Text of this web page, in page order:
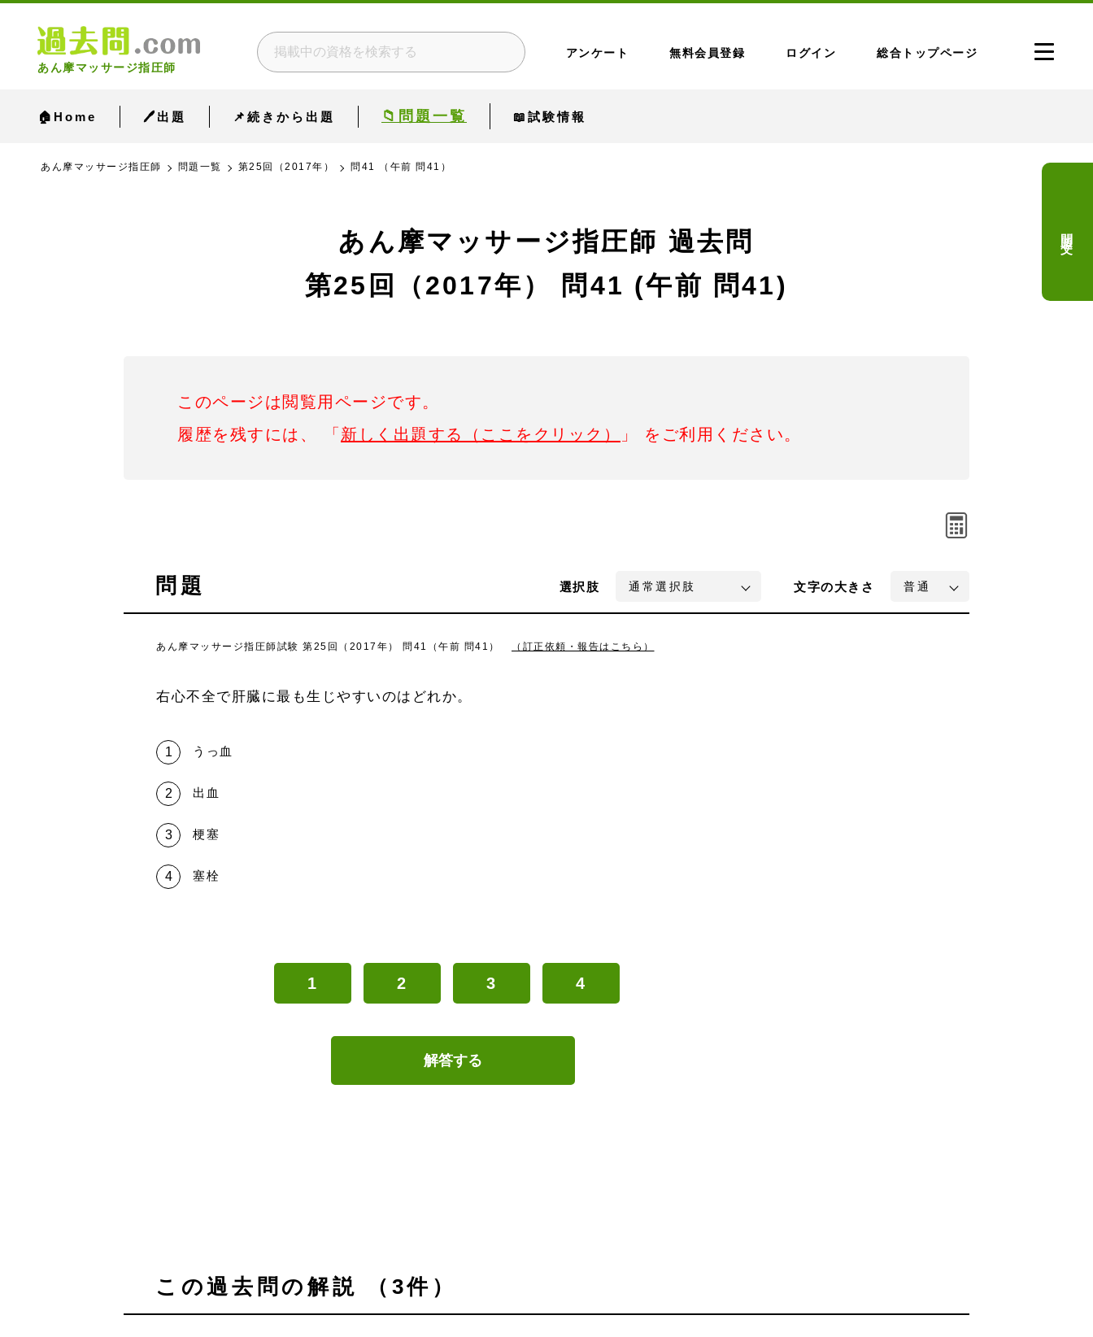
あん摩マッサージ指圧師
アンケート 無料会員登録 ログイン 総合トップページ
🏠Home 🖊出題 📌続きから出題 📁問題一覧 📖試験情報
あん摩マッサージ指圧師 問題一覧 第25回（2017年） 問41 （午前 問41）
あん摩マッサージ指圧師 過去問
第25回（2017年）
問41 (午前 問41)
このページは閲覧用ページです。
履歴を残すには、 「 新しく出題する（ここをクリック） 」 をご利用ください。
問題 選択肢 文字の大きさ
あん摩マッサージ指圧師試験 第25回（2017年） 問41（午前 問41） （訂正依頼・報告はこちら）
右心不全で肝臓に最も生じやすいのはどれか。
うっ血
出血
梗塞
塞栓
1 2 3 4
解答する
この過去問の解説 （3件）